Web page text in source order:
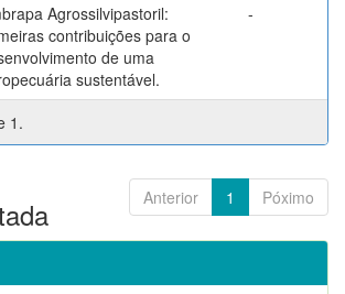
Agrossilvipastoril:
contribuições para o
de uma
sustentável.
-
1.
Anterior 1 Póximo